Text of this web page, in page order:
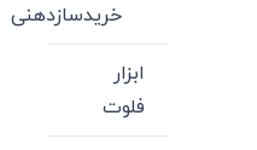
خریدسازدهنی
ابزار
فلوت